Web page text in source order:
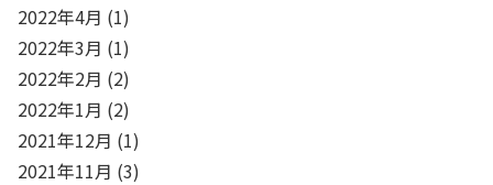
2022年4月 (1)
2022年3月 (1)
2022年2月 (2)
2022年1月 (2)
2021年12月 (1)
2021年11月 (3)